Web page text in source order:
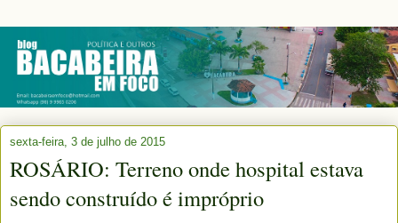
sexta-feira, 3 de julho de 2015
ROSÁRIO: Terreno onde hospital estava
sendo construído é impróprio